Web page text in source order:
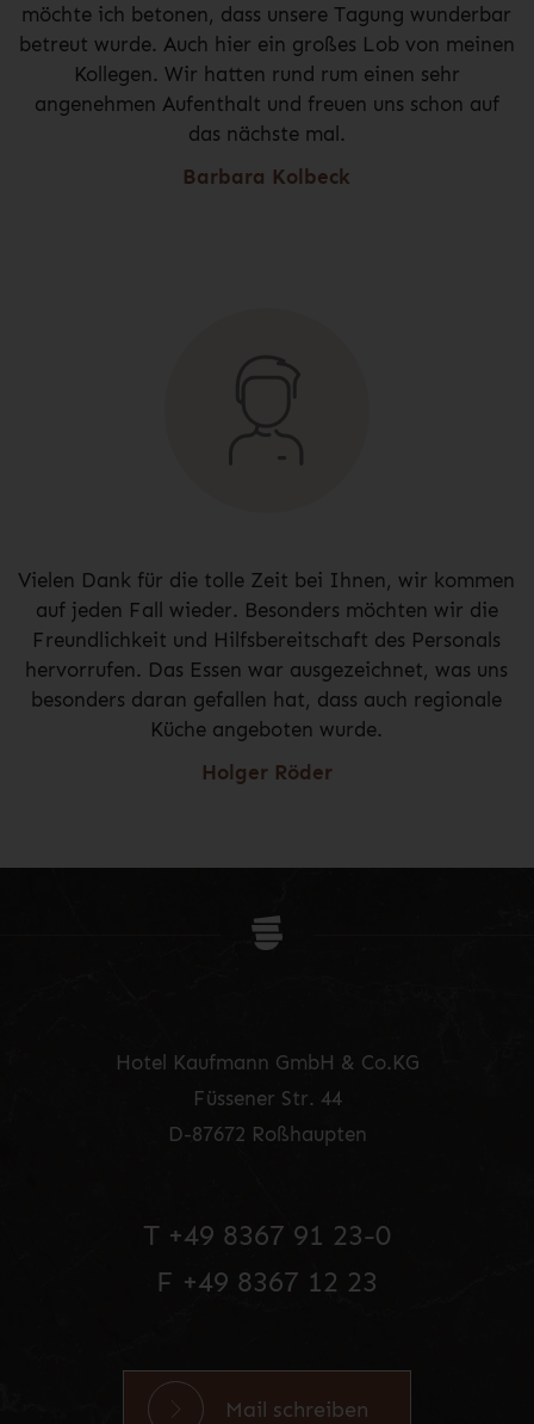
möchte ich betonen, dass unsere Tagung wunderbar
betreut wurde. Auch hier ein großes Lob von meinen
Kollegen. Wir hatten rund rum einen sehr
angenehmen Aufenthalt und freuen uns schon auf
das nächste mal.
Barbara Kolbeck
Vielen Dank für die tolle Zeit bei Ihnen, wir kommen
auf jeden Fall wieder. Besonders möchten wir die
Freundlichkeit und Hilfsbereitschaft des Personals
hervorrufen. Das Essen war ausgezeichnet, was uns
besonders daran gefallen hat, dass auch regionale
Küche angeboten wurde.
Holger Röder
Hotel Kaufmann GmbH & Co.KG
Füssener Str. 44
D-87672 Roßhaupten
T +49 8367 91 23-0
F +49 8367 12 23
Mail schreiben